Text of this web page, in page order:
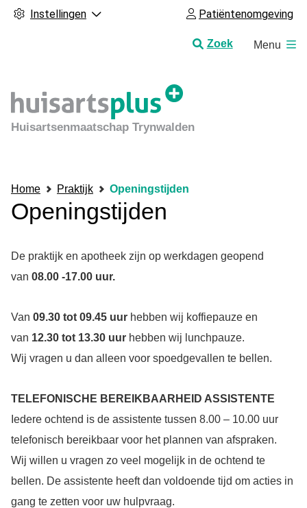
Instellingen Patiëntenomgeving
Zoek
Huisartsenmaatschap Trynwalden
Menu
Home Praktijk Openingstijden
Openingstijden
De praktijk en apotheek zijn op werkdagen geopend
van 08.00 -17.00 uur.
Van 09.30 tot 09.45 uur hebben wij koffiepauze en
van 12.30 tot 13.30 uur hebben wij lunchpauze.
Wij vragen u dan alleen voor spoedgevallen te bellen.
TELEFONISCHE BEREIKBAARHEID ASSISTENTE
Iedere ochtend is de assistente tussen 8.00 – 10.00 uur
telefonisch bereikbaar voor het plannen van afspraken.
Wij willen u vragen zo veel mogelijk in de ochtend te
bellen. De assistente heeft dan voldoende tijd om acties in
gang te zetten voor uw hulpvraag.